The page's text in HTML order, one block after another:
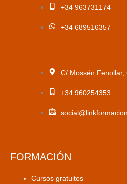
+34 963731174
+34 689516357
C/ Mossén Fenollar,
+34 960254353
FORMACIÓN
Cursos gratuitos